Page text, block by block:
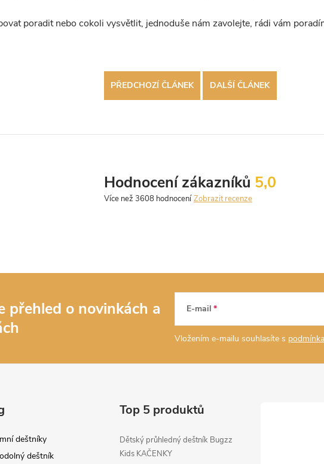
poradit nebo cokoli vysvětlit, jednoduše nám zavolejte, rádi vám
PŘEDCHOZÍ ČLÁNEK DALŠÍ ČLÁNEK
5,0
Hodnocení zákazníků
Zobrazit recenze
přehled o novinkách a
E-mail
Vložením e-mailu souhlasíte s
deštníky
deštník
Top 5 produktů
Dětský průhledný deštník Bugzz
Kids KAČENKY